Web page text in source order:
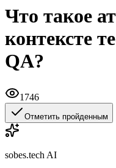
Что такое
контексте
QA?
1746
Отметить пройденным
sobes.tech AI